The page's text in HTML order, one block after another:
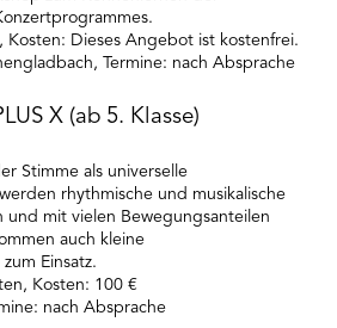
Kosten: Dieses Angebot ist kostenfrei.
Termine: nach Absprache
X (ab 5. Klasse)
Stimme als universelle
rhythmische und musikalische
und mit vielen Bewegungsanteilen
auch kleine
Einsatz.
Kosten: 100 €
nach Absprache